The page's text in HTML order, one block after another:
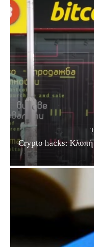
Crypto hacks: Κλοπή